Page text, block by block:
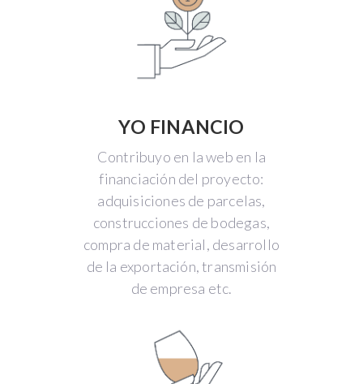
YO FINANCIO
Contribuyo en la web en la
financiación del proyecto:
adquisiciones de parcelas,
construcciones de bodegas,
compra de material, desarrollo
de la exportación, transmisión
de empresa etc.